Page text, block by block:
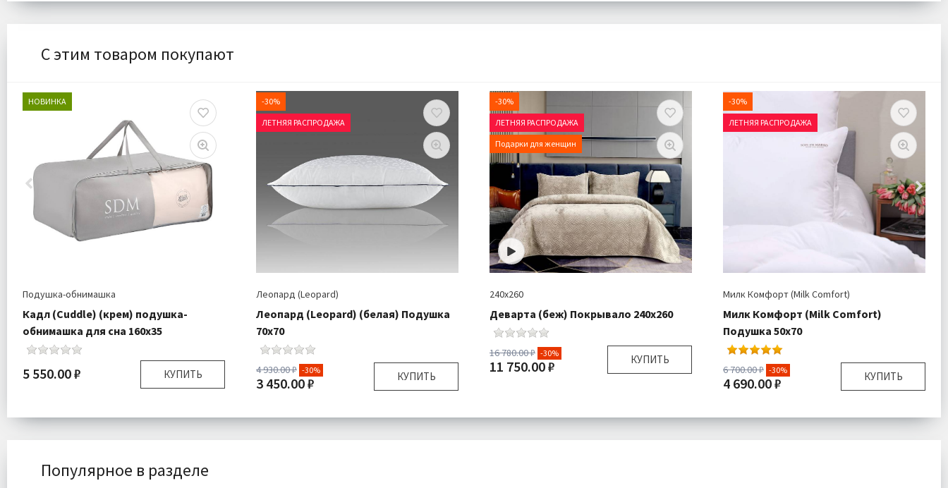
С этим товаром покупают
НОВИНКА
Подушка-обнимашка
Кадл (Cuddle) (крем) подушка-
обнимашка для сна 160х35
5 550.00 ₽ КУПИТЬ
Доставка:
Бесплатно
-30%
ЛЕТНЯЯ РАСПРОДАЖА
Леопард (Leopard)
Леопард (Leopard) (белая) Подушка
70х70
4 930.00 ₽ -30%
3 450.00 ₽ КУПИТЬ
Размер:
70х70 см
-30%
ЛЕТНЯЯ РАСПРОДАЖА
Подарки для женщин
240х260
Деварта (беж) Покрывало 240x260
16 780.00 ₽ -30%
11 750.00 ₽ КУПИТЬ
-30%
ЛЕТНЯЯ РАСПРОДАЖА
Милк Комфорт (Milk Comfort)
Милк Комфорт (Milk Comfort)
Подушка 50х70
6 700.00 ₽ -30%
4 690.00 ₽ КУПИТЬ
Размер:
50х70 см
Популярное в разделе